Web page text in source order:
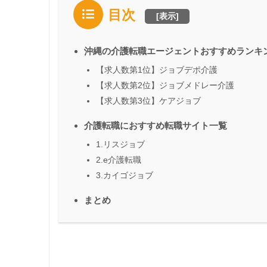
目次 [表示]
沖縄の介護転職エージェントおすすめランキ
【求人数第1位】ジョブデポ介護
【求人数第2位】ジョブメドレー介護
【求人数第3位】ケアジョブ
介護転職におすすめ転職サイト一覧
1.リスジョブ
2.e介護転職
3.カイゴジョブ
まとめ